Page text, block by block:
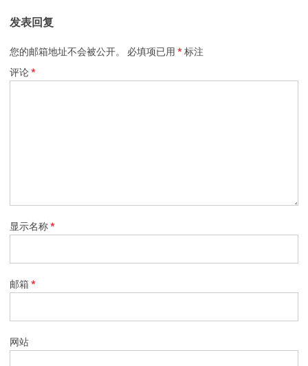
发表回复
您的邮箱地址不会被公开。 必填项已用 * 标注
评论*
显示名称*
邮箱*
网站